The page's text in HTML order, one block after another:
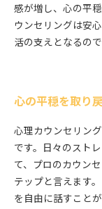
感が増し、心の平
ウンセリングは安
活の支えとなるので
心の平穏を取り
心理カウンセリン
です。日々のスト
て、プロのカウン
テップと言えます
を自由に話すこと